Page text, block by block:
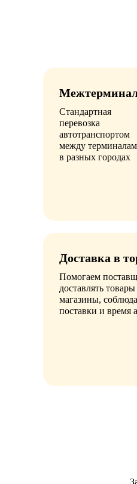
Стандартная
перевозка
автотранспортом
между
в разных городах
Доставка в
Помогаем
доставлять товары
магазины,
поставки и время